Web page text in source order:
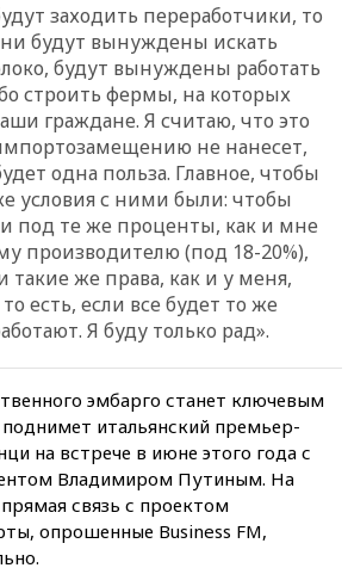
заходить переработчики, то
будут вынуждены искать
будут вынуждены работать
строить фермы, на которых
граждане. Я считаю, что это
не нанесет,
одна польза. Главное, чтобы
условия с ними были: чтобы
под те же проценты, как и мне
производителю (под 18-20%),
же права, как и у меня,
есть, если все будет то же
Я буду только рад».
эмбарго станет ключевым
итальянский премьер-
на встрече в июне этого года с
Владимиром Путиным. На
связь с проектом
опрошенные Business FM,